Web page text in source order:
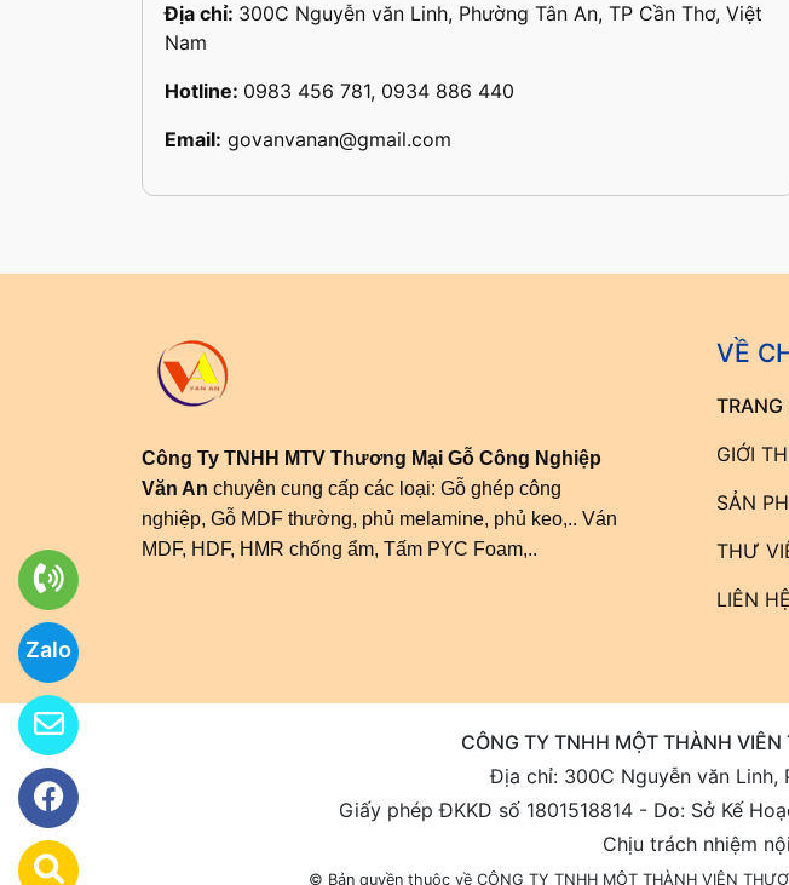
Zalo
Địa chỉ: 300C Nguyễn văn Linh, Phường Tân An, TP Cần Thơ, Việt
Nam
Hotline: 0983 456 781, 0934 886 440
Email: govanvanan@gmail.com
Công Ty TNHH MTV Thương Mại Gỗ Công Nghiệp
Văn An chuyên cung cấp các loại: Gỗ ghép công
nghiệp, Gỗ MDF thường, phủ melamine, phủ keo,.. Ván
MDF, HDF, HMR chống ẩm, Tấm PYC Foam,..
VỀ
TRANG
GIỚI
SẢN
THƯ
LIÊN HỆ
CÔNG TY TNHH MỘT THÀNH
Địa chỉ: 300C Nguyễn văn Linh,
Giấy phép ĐKKD số 1801518814 - Do: Sở Kế
Chịu trách nhiệm
© Bản quyền thuộc về CÔNG TY TNHH MỘT THÀNH VIÊN